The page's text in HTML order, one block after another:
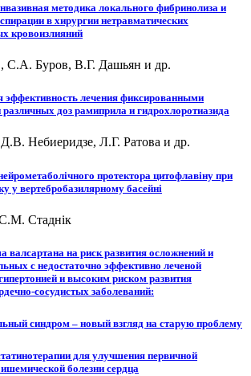
методика локального фибринолиза и
в хирургии нетравматических
кровоизлияний
С.А. Буров, В.Г. Дашьян и др.
эффективность лечения фиксированными
доз рамиприла и гидрохлоротиазида
Небиеридзе, Л.Г. Ратова и др.
протектора цитофлавіну при
у вертебробазилярному басейні
Стаднік
валсартана на риск развития осложнений и
с недостаточно эффективно леченой
и высоким риском развития
сосудистых заболеваний:
синдром – новый взгляд на старую проблему
для улучшения первичной
болезни сердца